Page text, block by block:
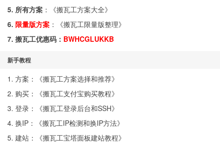
5. 所有方案 ：《搬瓦工方案大全》
6. 限量版方案 ：《搬瓦工限量版整理》
7. 搬瓦工优惠码： BWHCGLUKKB
新手教程
1. 方案：《搬瓦工方案选择和推荐》
2. 购买：《搬瓦工支付宝购买教程》
3. 登录：《搬瓦工登录后台和SSH》
4. 换IP：《搬瓦工IP检测和换IP方法》
5. 建站：《搬瓦工宝塔面板建站教程》